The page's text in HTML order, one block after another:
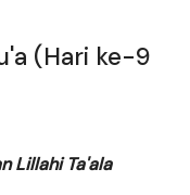
(Hari ke-9
Lillahi Ta'ala